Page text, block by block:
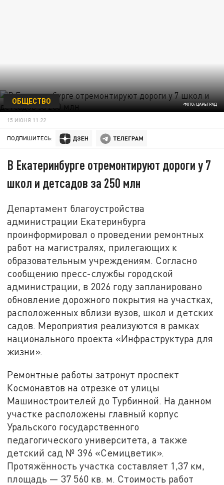
ФОТО: ЦАРЬГРАД
ОБЩЕСТВО
15 ИЮНЯ 11:22
ПОДПИШИТЕСЬ:
В Екатеринбурге отремонтируют дороги у 7
школ и детсадов за 250 млн
Департамент благоустройства
администрации Екатеринбурга
проинформировал о проведении ремонтных
работ на магистралях, прилегающих к
образовательным учреждениям. Согласно
сообщению пресс-службы городской
администрации, в 2026 году запланировано
обновление дорожного покрытия на участках,
расположенных вблизи вузов, школ и детских
садов. Мероприятия реализуются в рамках
национального проекта «Инфраструктура для
жизни».
Ремонтные работы затронут проспект
Космонавтов на отрезке от улицы
Машиностроителей до Турбинной. На данном
участке расположены главный корпус
Уральского государственного
педагогического университета, а также
детский сад № 396 «Семицветик».
Протяжённость участка составляет 1,37 км,
площадь — 37 560 кв. м. Стоимость работ